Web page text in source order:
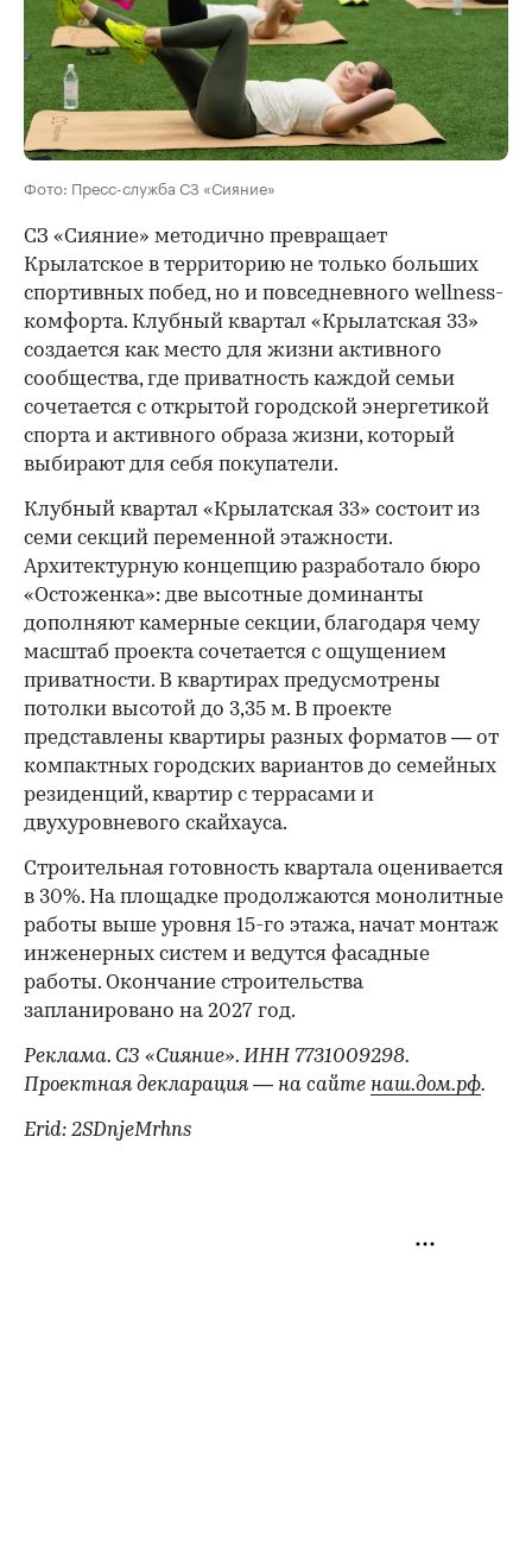
Фото: Пресс-служба СЗ «Сияние»
СЗ «Сияние» методично превращает
Крылатское в территорию не только больших
спортивных побед, но и повседневного wellness-
комфорта. Клубный квартал «Крылатская 33»
создается как место для жизни активного
сообщества, где приватность каждой семьи
сочетается с открытой городской энергетикой
спорта и активного образа жизни, который
выбирают для себя покупатели.
Клубный квартал «Крылатская 33» состоит из
семи секций переменной этажности.
Архитектурную концепцию разработало бюро
«Остоженка»: две высотные доминанты
дополняют камерные секции, благодаря чему
масштаб проекта сочетается с ощущением
приватности. В квартирах предусмотрены
потолки высотой до 3,35 м. В проекте
представлены квартиры разных форматов — от
компактных городских вариантов до семейных
резиденций, квартир с террасами и
двухуровневого скайхауса.
Строительная готовность квартала оценивается
в 30%. На площадке продолжаются монолитные
работы выше уровня 15-го этажа, начат монтаж
инженерных систем и ведутся фасадные
работы. Окончание строительства
запланировано на 2027 год.
Реклама. СЗ «Сияние». ИНН 7731009298.
Проектная декларация — на сайте наш.дом.рф.
Erid: 2SDnjeMrhns